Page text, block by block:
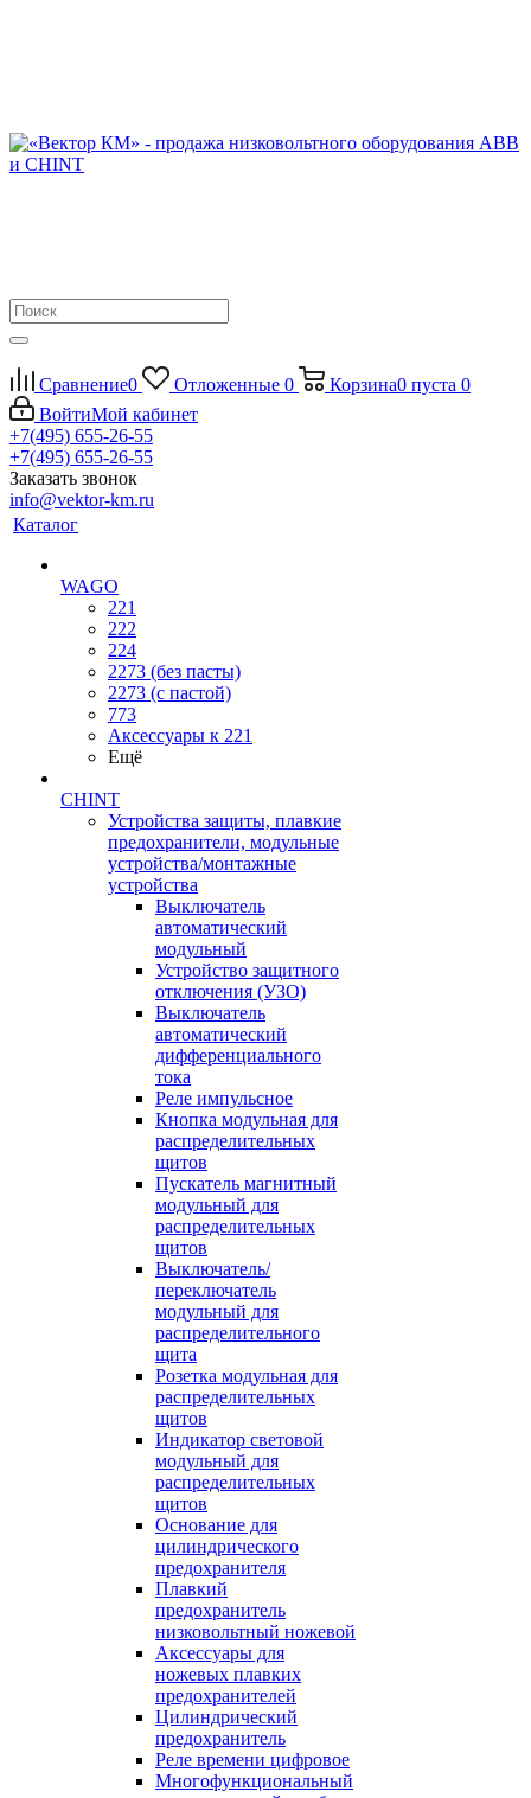
Сравнение0 Отложенные 0 Корзина0 пуста 0
ВойтиМой кабинет
+7(495) 655-26-55
+7(495) 655-26-55
Заказать звонок
info@vektor-km.ru
Каталог
WAGO
221
222
224
2273 (без пасты)
2273 (с пастой)
773
Аксессуары к 221
Ещё
CHINT
Устройства защиты, плавкие
предохранители, модульные
устройства/монтажные
устройства
Выключатель
автоматический
модульный
Устройство защитного
отключения (УЗО)
Выключатель
автоматический
дифференциального
тока
Реле импульсное
Кнопка модульная для
распределительных
щитов
Пускатель магнитный
модульный для
распределительных
щитов
Выключатель/
переключатель
модульный для
распределительного
щита
Розетка модульная для
распределительных
щитов
Индикатор световой
модульный для
распределительных
щитов
Основание для
цилиндрического
предохранителя
Плавкий
предохранитель
низковольтный ножевой
Аксессуары для
ножевых плавких
предохранителей
Цилиндрический
предохранитель
Реле времени цифровое
Многофункциональный